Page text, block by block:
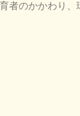
のかかわり、